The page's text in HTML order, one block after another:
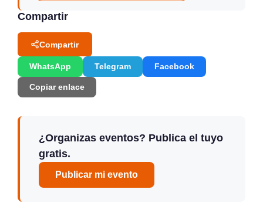
Compartir
Compartir
WhatsApp Telegram Facebook
Copiar enlace
¿Organizas eventos? Publica el tuyo
gratis.
Publicar mi evento